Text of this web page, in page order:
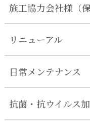
施工協力会社様（
リニューアル
日常メンテナンス
抗菌・抗ウイルス